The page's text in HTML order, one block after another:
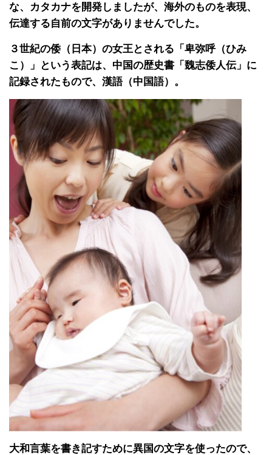
な、カタカナを開発しましたが、海外のものを表現、
伝達する自前の文字がありませんでした。
３世紀の倭（日本）の女王とされる「卑弥呼（ひみ
こ）」という表記は、中国の歴史書「魏志倭人伝」に
記録されたもので、漢語（中国語）。
大和言葉を書き記すために異国の文字を使ったので、